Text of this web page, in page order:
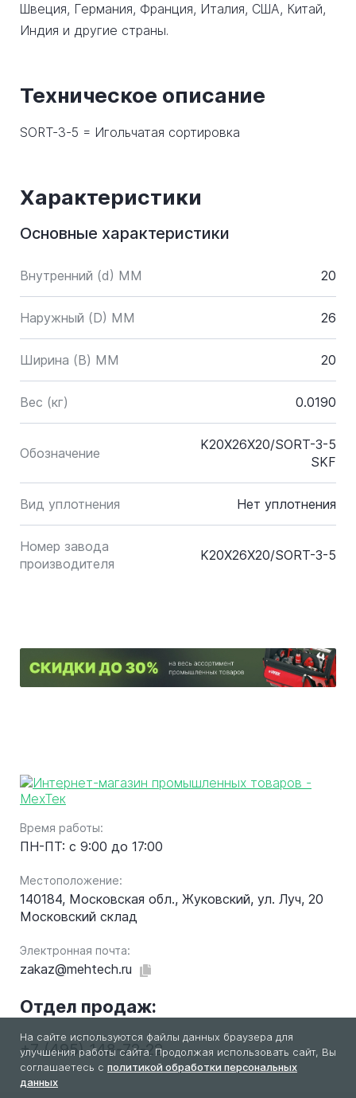
Швеция, Германия, Франция, Италия, США, Китай,
Индия и другие страны.
Техническое описание
SORT-3-5 = Игольчатая сортировка
Характеристики
Основные характеристики
Внутренний (d) ММ 20
Наружный (D) ММ 26
Ширина (B) MM 20
Вес (кг) 0.0190
Обозначение
K20X26X20/SORT-3-5
SKF
Вид уплотнения Нет уплотнения
Номер завода
производителя
K20X26X20/SORT-3-5
Время работы:
ПН-ПТ: с 9:00 до 17:00
Местоположение:
140184, Московская обл., Жуковский, ул. Луч, 20
Московский склад
Электронная почта:
zakaz@mehtech.ru
Отдел продаж:
+7 (495) 148-72-22
На сайте используются файлы данных браузера для
улучшения работы сайта. Продолжая использовать сайт, Вы
соглашаетесь с политикой обработки персональных
данных